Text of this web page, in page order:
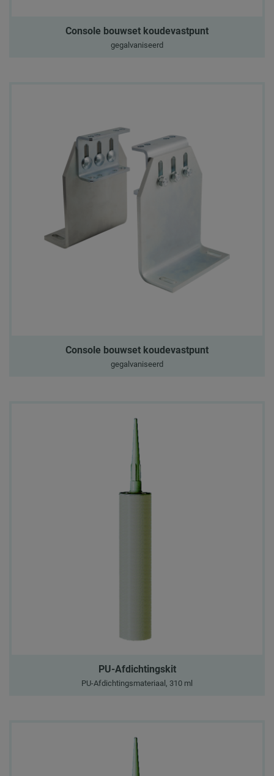
Console bouwset koudevastpunt
gegalvaniseerd
Console bouwset koudevastpunt
gegalvaniseerd
PU-Afdichtingskit
PU-Afdichtingsmateriaal, 310 ml